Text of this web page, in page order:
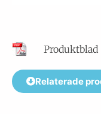
Produktblad
Relaterade